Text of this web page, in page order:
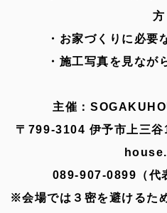
方
・お家づくりに必要
・施工写真を見なが
主催：
〒799-3104 伊予市上三
089-907-0899（代
※会場では３密を避けるた